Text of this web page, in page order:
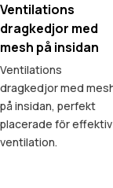
Ventilations
dragkedjor med
mesh på insidan
Ventilations
dragkedjor med
på insidan, perfekt
placerade för effektiv
ventilation.